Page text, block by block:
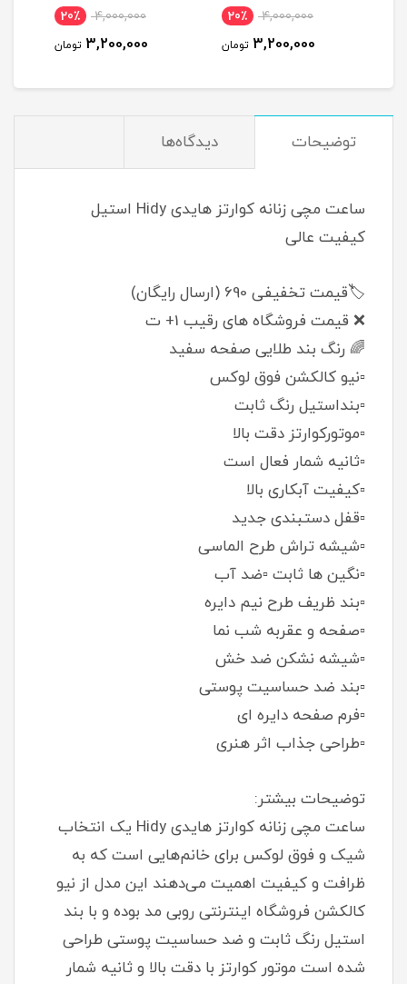
نسخه اروپايی4,000,000 20٪
3,200,000 تومان
نسخه اروپايی4,000,000 20٪
3,200,000 تومان
توضیحات دیدگاه‌ها
ساعت مچی زنانه کوارتز هایدی Hidy استیل
کیفیت عالی
🏷️قیمت تخفیفی 690 (ارسال رایگان)
❌ قیمت فروشگاه های رقیب 1+ ت
🌈 رنگ بند طلایی صفحه سفید
▫️نیو کالکشن فوق لوکس
▫️بنداستیل رنگ ثابت
▫️موتورکوارتز دقت بالا
▫️ثانیه شمار فعال است
▫️کیفیت آبکاری بالا
▫️قفل دستبندی جدید
▫️شيشه تراش طرح الماسی
▫️نگین ها ثابت ▫️ضد آب
▫️بند ظریف طرح نیم دایره
▫️صفحه و عقربه شب نما
▫️شیشه نشکن ضد خش
▫️بند ضد حساسیت پوستی
▫️فرم صفحه دایره ای
▫️طراحی جذاب اثر هنری
توضیحات بیشتر:
ساعت مچی زنانه کوارتز هایدی Hidy یک انتخاب
شیک و فوق لوکس برای خانم‌هایی است که به
ظرافت و کیفیت اهمیت می‌دهند این مدل از نیو
کالکشن فروشگاه اینترنتی روبی مد بوده و با بند
استیل رنگ ثابت و ضد حساسیت پوستی طراحی
شده است موتور کوارتز با دقت بالا و ثانیه شمار